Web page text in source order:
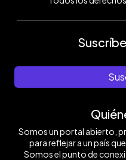
Somos un portal abierto,
para reflejar a un país
Somos el punto de